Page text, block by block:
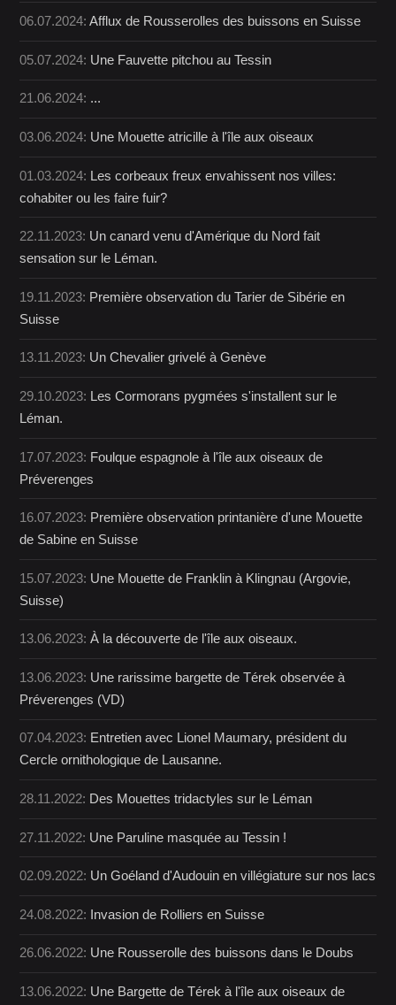
06.07.2024:Afflux de Rousserolles des buissons en Suisse
05.07.2024: Une Fauvette pitchou au Tessin
21.06.2024: ...
03.06.2024: Une Mouette atricille à l'île aux oiseaux
01.03.2024: Les corbeaux freux envahissent nos villes:
cohabiter ou les faire fuir?
22.11.2023: Un canard venu d'Amérique du Nord fait
sensation sur le Léman.
19.11.2023: Première observation du Tarier de Sibérie en
Suisse
13.11.2023: Un Chevalier grivelé à Genève
29.10.2023: Les Cormorans pygmées s'installent sur le
Léman.
17.07.2023: Foulque espagnole à l'île aux oiseaux de
Préverenges
16.07.2023: Première observation printanière d'une Mouette
de Sabine en Suisse
15.07.2023: Une Mouette de Franklin à Klingnau (Argovie,
Suisse)
13.06.2023:À la découverte de l'île aux oiseaux.
13.06.2023: Une rarissime bargette de Térek observée à
Préverenges (VD)
07.04.2023: Entretien avec Lionel Maumary, président du
Cercle ornithologique de Lausanne.
28.11.2022: Des Mouettes tridactyles sur le Léman
27.11.2022: Une Paruline masquée au Tessin !
02.09.2022: Un Goéland d'Audouin en villégiature sur nos lacs
24.08.2022: Invasion de Rolliers en Suisse
26.06.2022: Une Rousserolle des buissons dans le Doubs
13.06.2022: Une Bargette de Térek à l'île aux oiseaux de